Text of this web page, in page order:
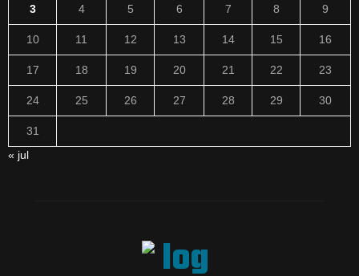
3 4 5 6 7 8 9
10 11 12 13 14 15 16
17 18 19 20 21 22 23
24 25 26 27 28 29 30
31
« jul